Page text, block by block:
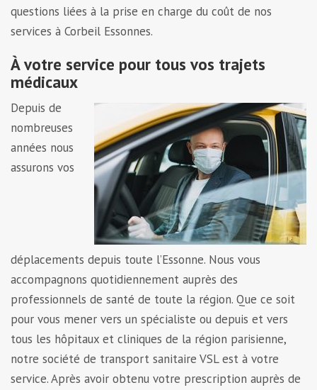
questions liées à la prise en charge du coût de nos
services à Corbeil Essonnes.
À votre service pour tous vos trajets
médicaux
Depuis de
nombreuses
années nous
assurons vos
déplacements depuis toute l’Essonne. Nous vous
accompagnons quotidiennement auprès des
professionnels de santé de toute la région. Que ce soit
pour vous mener vers un spécialiste ou depuis et vers
tous les hôpitaux et cliniques de la région parisienne,
notre société de transport sanitaire VSL est à votre
service. Après avoir obtenu votre prescription auprès de